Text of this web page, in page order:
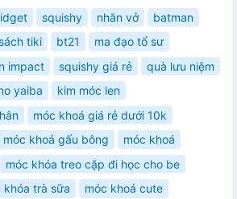
squishy nhãn vở
batman
tiki bt21
ma đạo tổ sư
impact squishy giá rẻ
quà lưu niệm
yaiba
kim móc len
móc khoá giá rẻ dưới 10k
móc khoá gấu bông
móc khoá
móc khóa treo cặp đi học cho be
khóa trà sữa
móc khoá cute